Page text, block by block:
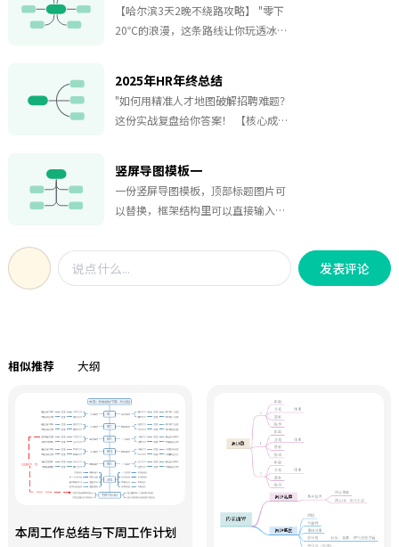
【哈尔滨3天2晚不绕路攻略】 "零下
20℃的浪漫，这条路线让你玩透冰雪
标，兼顾冰雪大世界狂欢与老道外美
食探店行程安排紧凑不绕路，白天赏
俄式建筑群，夜晚感受冰灯魔力，更
体验哈尔滨冬日魅力的旅行者。
2025年HR年终总结
"如何用精准人才地图破解招聘难题？
这份实战复盘给你答案！ 【核心成
过率提升15%【方法论】需求对齐业
务专家评估行业场景破圈三板斧，输
出《招聘SOP》反哺团队【破局点】
入，解决到面率骤降10%难题。【规
划】上线招聘管理系统，拓展行业猎
竖屏导图模板一
一份竖屏导图模板，顶部标题图片可
以替换，框架结构里可以直接输入文
式，使用者只需要填写相应的信息即
可，避免了繁琐的设置和调整过程。
发表评论
相似推荐 大纲
本周工作总结与下周工作计划